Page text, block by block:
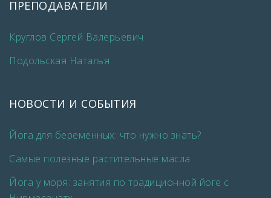
ПРЕПОДАВАТЕЛИ
Круглов Сергей Валерьевич
Подольская Наталья
НОВОСТИ И СОБЫТИЯ
Йога для беременных: что нужно знать?
Самые полезные растительные масла
Йога у моря: занятия по традиционной йоге с